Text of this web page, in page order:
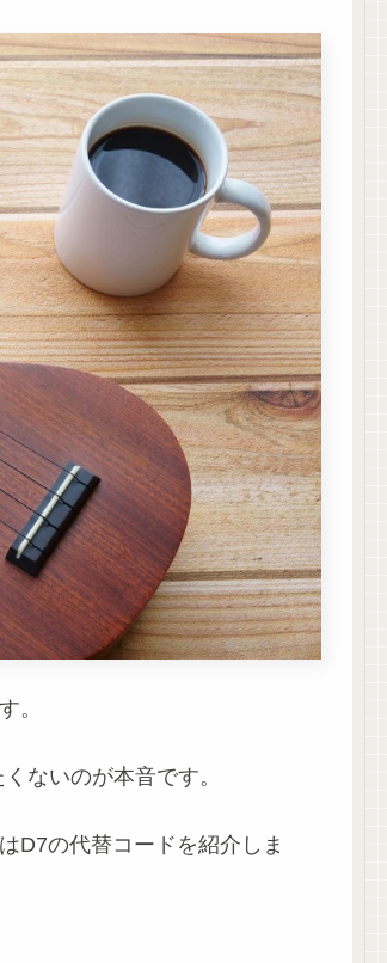
。
ないのが本音です。
D7の代替コードを紹介しま